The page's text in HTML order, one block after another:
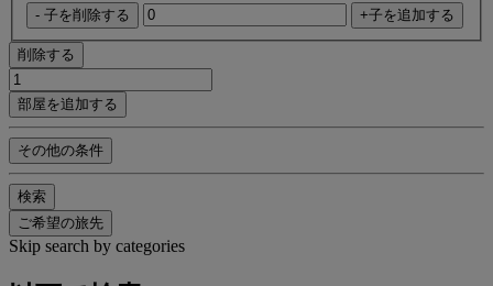
- 子を削除する +子を追加する
削除する
部屋を追加する
その他の条件
検索
ご希望の旅先
Skip search by categories